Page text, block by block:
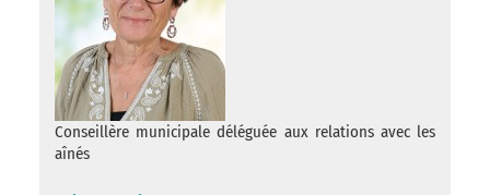
Conseillère municipale déléguée aux relations avec les
aînés